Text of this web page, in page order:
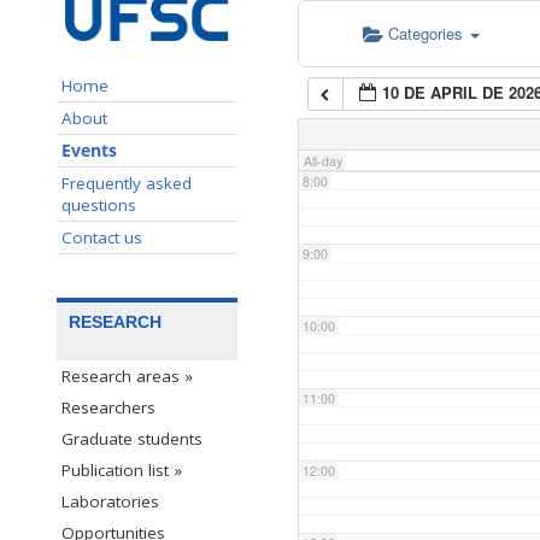
Home
About
Events
Frequently asked
questions
Contact us
RESEARCH
Research areas »
Researchers
Graduate students
Publication list »
Laboratories
Opportunities
Categories
10 DE APRIL DE
All-day
7:00
8:00
9:00
10:00
11:00
12:00